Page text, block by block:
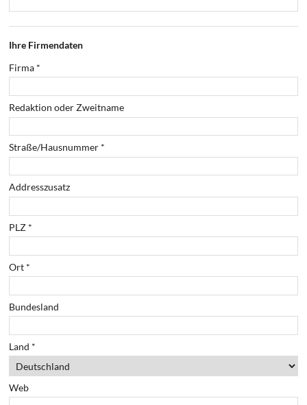
Ihre Firmendaten
Firma *
Redaktion oder Zweitname
Straße/Hausnummer *
Addresszusatz
PLZ *
Ort *
Bundesland
Land *
Web